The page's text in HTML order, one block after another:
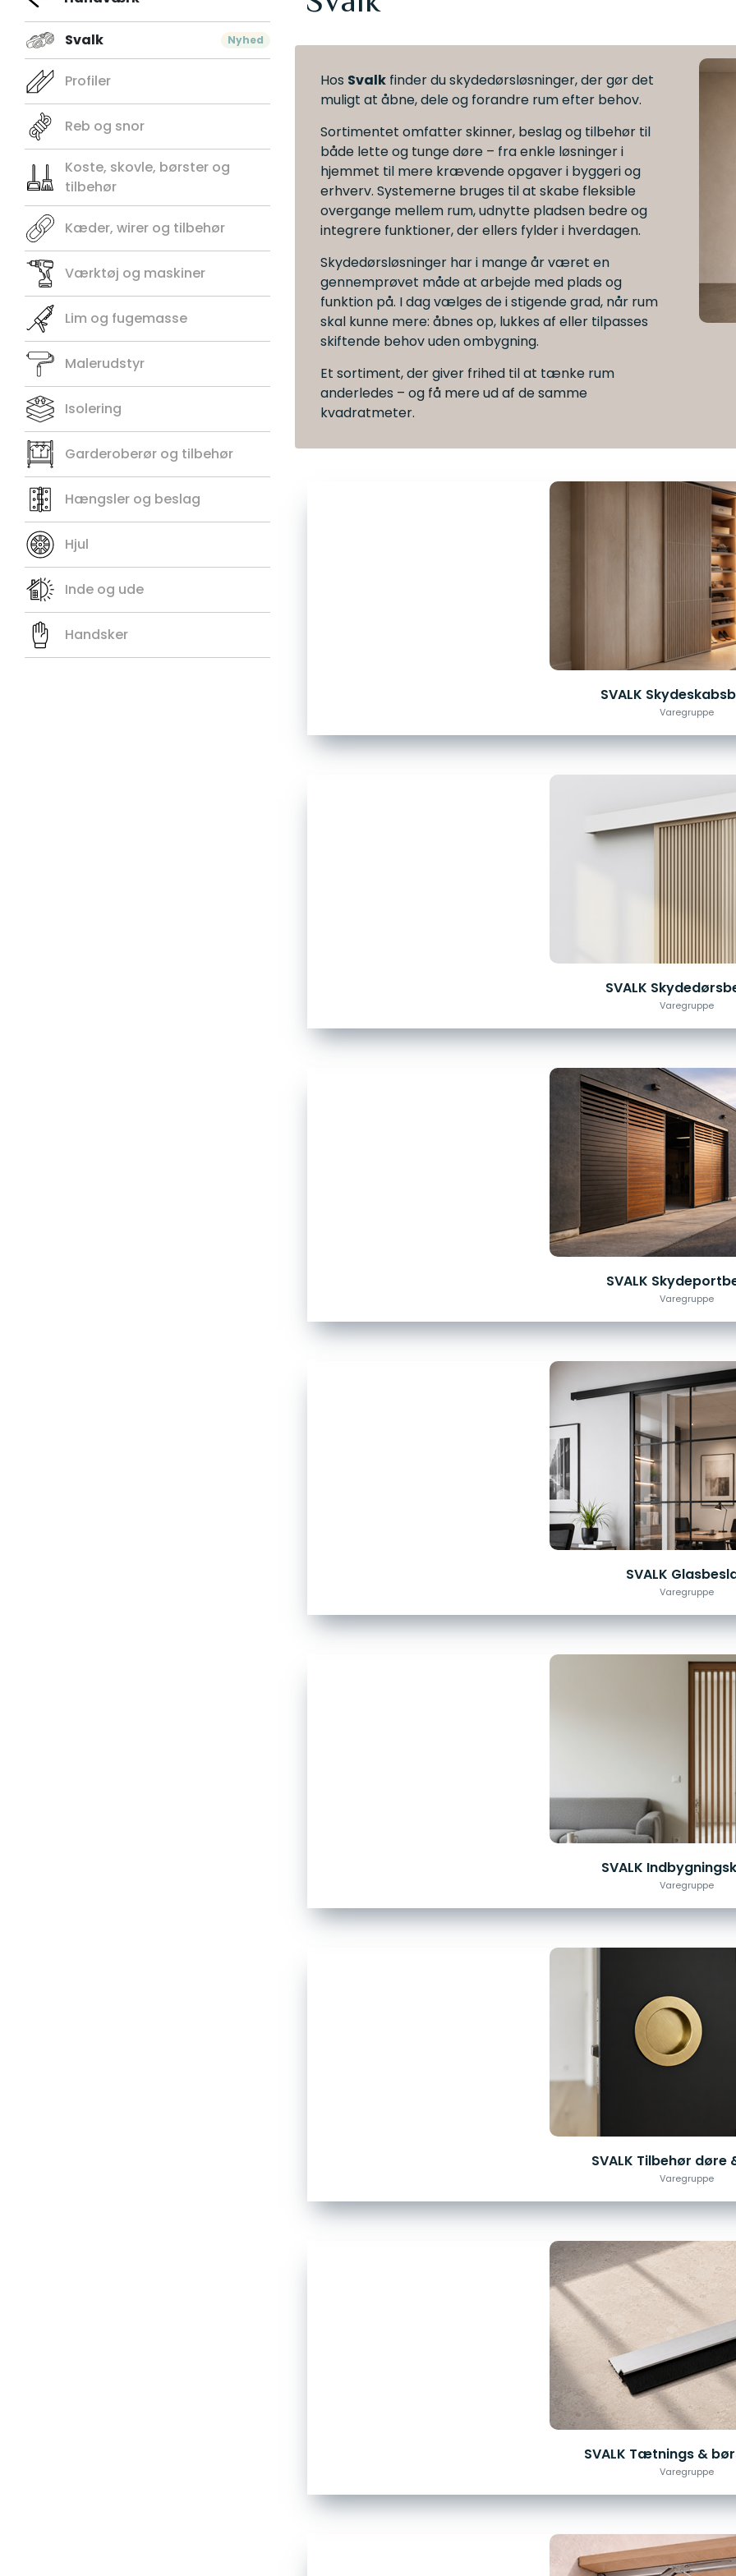
Hos Svalkfinder du skydedørsløsninger, der gør det
muligt at åbne, dele og forandre rum efter behov.
Sortimentet omfatter skinner, beslag og tilbehør til
både lette og tunge døre – fra enkle løsninger i
hjemmet til mere krævende opgaver i byggeri og
erhverv. Systemerne bruges til at skabe fleksible
overgange mellem rum, udnytte pladsen bedre og
integrere funktioner, der ellers fylder i hverdagen.
Skydedørsløsninger har i mange år været en
gennemprøvet måde at arbejde med plads og
funktion på. I dag vælges de i stigende grad, når rum
skal kunne mere: åbnes op, lukkes af eller tilpasses
skiftende behov uden ombygning.
Et sortiment, der giver frihed til at tænke rum
anderledes – og få mere ud af de samme
kvadratmeter.
SVALK
Varegruppe
SVALK
Varegruppe
SVALK
Varegruppe
SVALK
Varegruppe
SVALK
Varegruppe
SVALK Tilbehør døre
Varegruppe
SVALK Tætnings &
Varegruppe
Svalk Nyhed
Profiler
Reb og snor
Koste, skovle, børster og
tilbehør
Kæder, wirer og tilbehør
Værktøj og maskiner
Lim og fugemasse
Malerudstyr
Isolering
Garderoberør og tilbehør
Hængsler og beslag
Hjul
Inde og ude
Handsker